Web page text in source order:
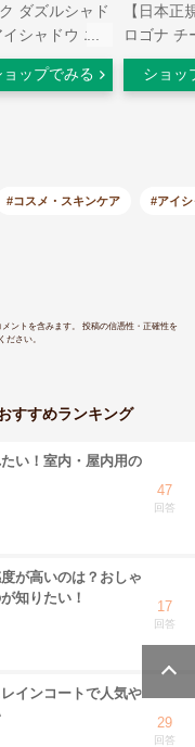
ダズルシャド
シャドウ エ
リーム クチュ
コッパー (
ョップでみる
【日本正
ロゴナ チ
<デュオ>
ュ&テラ
ショッ
#コスメ・スキンケア #アイ
ントを含みます。 投稿の信憑性・正確性を
ださい。
すすめランキング
い！室内・屋内用の
47
回答
が高いのは？おしゃ
知りたい！
17
回答
インコートで人気や
29
回答